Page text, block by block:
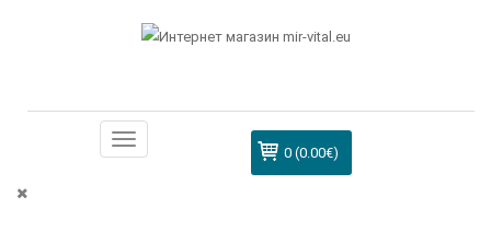
0 (0.00€)